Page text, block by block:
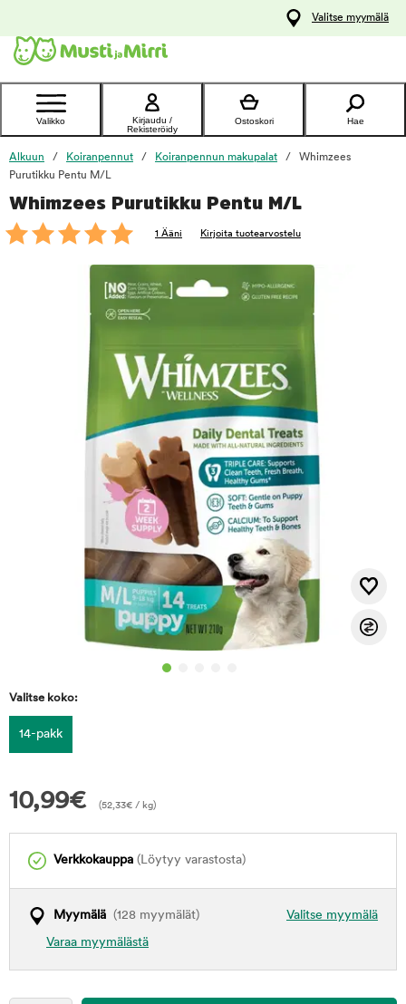
Ota yhteyttä
asiakaspalveluun
Valitse myymälä
Valikko
Kirjaudu /
Rekisteröidy
Ostoskori Hae
Alkuun Koiranpennut Koiranpennun makupalat
Whimzees
Purutikku Pentu M/L
Whimzees Purutikku Pentu M/L
1 Ääni Kirjoita tuotearvostelu
Valitse koko:
14-pakk
10,99€ (52,33€ / kg)
Verkkokauppa (Löytyy varastosta)
Valitse myymälä
Myymälä (128 myymälät)
Varaa myymälästä
foo